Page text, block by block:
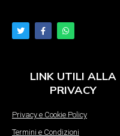
LINK UTILI ALLA
PRIVACY
Privacy e Cookie Policy
Termini e Condizioni